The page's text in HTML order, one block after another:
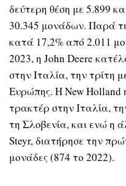
δεύτερη θέση με 5.899
30.345 μονάδων. Παρά
κατά 17,2% από 2.011
2023, η John Deere
στην Ιταλία, την τρίτη
Ευρώπης. Η New
τρακτέρ στην Ιταλία,
τη Σλοβενία, και ενώ η
Steyr, διατήρησε την
μονάδες (874 το 2022).